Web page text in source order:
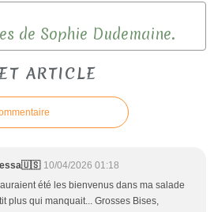
de Sophie Dudemaine.
ARTICLE
10/04/2026 01:18
été les bienvenus dans ma salade
plus qui manquait... Grosses Bises,